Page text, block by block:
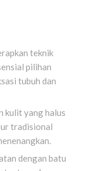
teknik
pilihan
tubuh dan
kulit yang halus
tradisional
dengan batu